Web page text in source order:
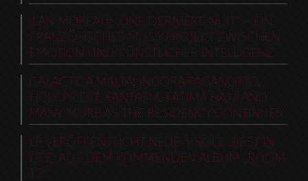
ILAN MOREAU: „UNE DERNIÈRE NUIT“ – EIN
FRANZÖSISCHES MUSIKPROJEKT ZWISCHEN
EMOTION UND KÜNSTLICHER INTELLIGENZ
GALACTICA MALTA: INDORA PAGANOTTO,
HOLY PRIEST, FANTASM, FATIMA HAJJI AND
MANY MORE AS THE RESIDENCY CONTINUES
LP VERÖFFENTLICHT NEUE SINGLE „BEST IN
LIFE“ AUS DEM KOMMENDEN ALBUM „ROOM
12“